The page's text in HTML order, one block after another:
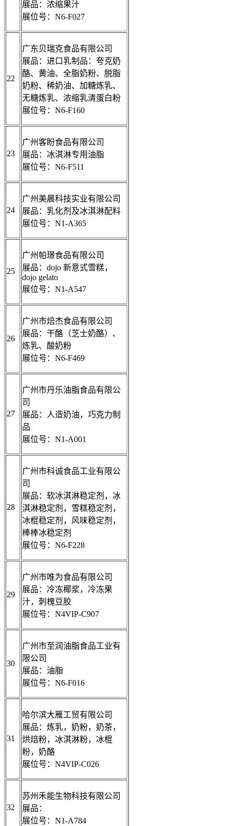
展品：浓缩果汁
展位号：N6-F027
22
广东贝瑞克食品有限公司
展品：进口乳制品：夸克奶
酪、黄油、全脂奶粉、脱脂
奶粉、稀奶油、加糖炼乳、
无糖炼乳、浓缩乳清蛋白粉
展位号：N6-F160
23
广州客盼食品有限公司
展品：冰淇淋专用油脂
展位号：N6-F511
24
广州美晨科技实业有限公司
展品：乳化剂及冰淇淋配料
展位号：N1-A365
25
广州帕璟食品有限公司
展品：dojo 新意式雪糕，
dojo gelato
展位号：N1-A547
26
广州市焙杰食品有限公司
展品：干酪（芝士奶酪）、
炼乳、酸奶粉
展位号：N6-F469
27
广州市丹乐油脂食品有限公
司
展品：人造奶油，巧克力制
品
展位号：N1-A001
28
广州市科诚食品工业有限公
司
展品：软冰淇淋稳定剂，冰
淇淋稳定剂，雪糕稳定剂，
冰棍稳定剂，风味稳定剂，
棒棒冰稳定剂
展位号：N6-F228
29
广州市唯为食品有限公司
展品：冷冻椰浆，冷冻果
汁，刺槐豆胶
展位号：N4VIP-C907
30
广州市至润油脂食品工业有
限公司
展品：油脂
展位号：N6-F016
31
哈尔滨大雁工贸有限公司
展品：炼乳，奶粉，奶茶，
烘焙粉，冰淇淋粉，冰棍
粉，奶酪
展位号：N4VIP-C026
32
苏州禾能生物科技有限公司
展品：
展位号：N1-A784